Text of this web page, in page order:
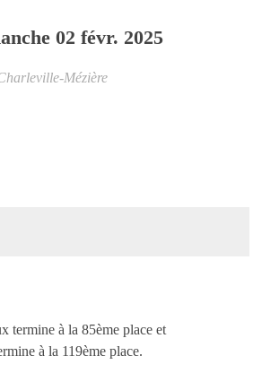
02 févr. 2025
Mézière
à la 85ème place et
à la 119ème place.